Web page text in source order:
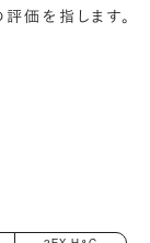
価を指します。